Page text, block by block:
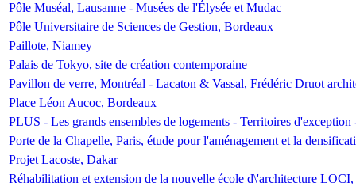
Pôle Muséal, Lausanne - Musées de l'Élysée et Mudac
Pôle Universitaire de Sciences de Gestion, Bordeaux
Paillote, Niamey
Palais de Tokyo, site de création contemporaine
Pavillon de verre, Montréal - Lacaton & Vassal, Frédéric Druot
Place Léon Aucoc, Bordeaux
PLUS - Les grands ensembles de logements - Territoires
Porte de la Chapelle, Paris, étude pour l'aménagement et la
Projet Lacoste, Dakar
Réhabilitation et extension de la nouvelle école d\'architecture